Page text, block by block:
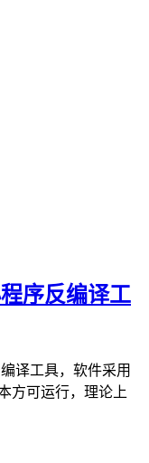
序反编译工
译工具，软件采用
方可运行，理论上